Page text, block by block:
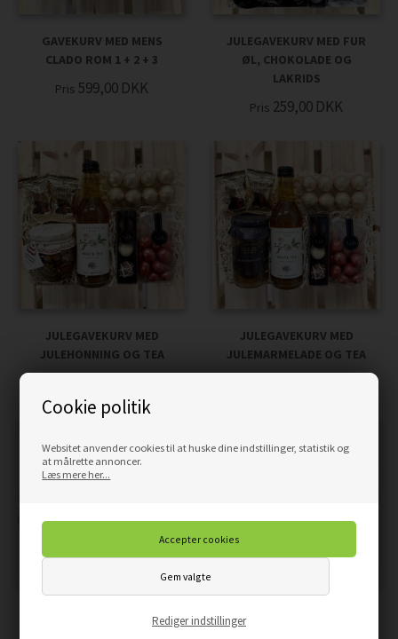
Cookie politik
Websitet anvender cookies til at huske dine indstillinger, statistik og
at målrette annoncer.
Læs mere her...
Rediger indstillinger
GAVEKURV MED MENS
CLADO ROM 1 + 2 + 3
Pris 599,00 DKK
JULEGAVEKURV MED FUR
ØL, CHOKOLADE OG
LAKRIDS
Pris 259,00 DKK
JULEGAVEKURV MED
JULEHONNING OG TEA
JULEGAVEKURV MED
JULEMARMELADE OG TEA
JULEØL, CHOKOLADE OG
KERAMIKFLAG OG TEA